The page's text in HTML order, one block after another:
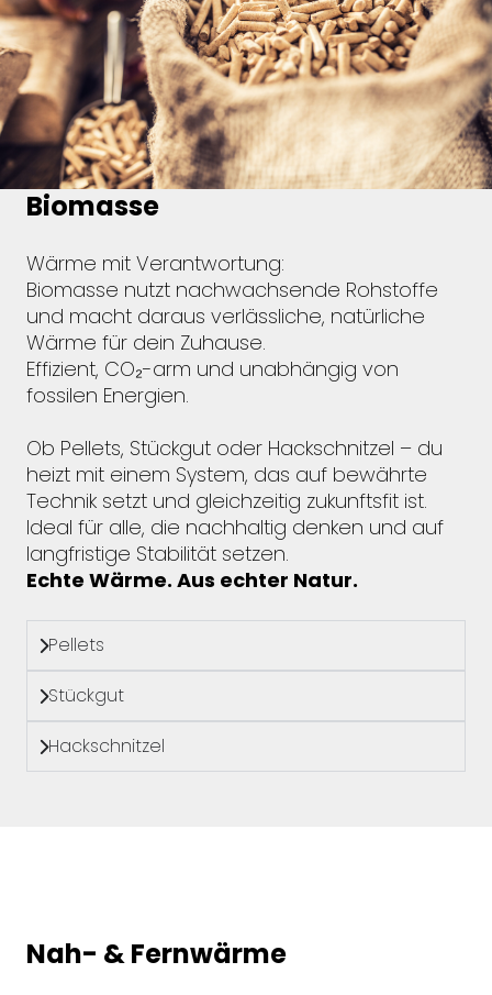
Biomasse
Wärme mit Verantwortung:
Biomasse nutzt nachwachsende Rohstoffe
und macht daraus verlässliche, natürliche
Wärme für dein Zuhause.
Effizient, CO₂-arm und unabhängig von
fossilen Energien.
Ob Pellets, Stückgut oder Hackschnitzel – du
heizt mit einem System, das auf bewährte
Technik setzt und gleichzeitig zukunftsfit ist.
Ideal für alle, die nachhaltig denken und auf
langfristige Stabilität setzen.
Echte Wärme. Aus echter Natur.
Pellets
Stückgut
Hackschnitzel
Nah- & Fernwärme